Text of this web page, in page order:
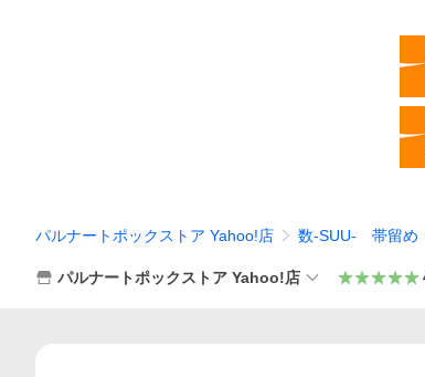
パルナートポックストア Yahoo!店 数-SUU- 帯留め
パルナートポックストア Yahoo!店